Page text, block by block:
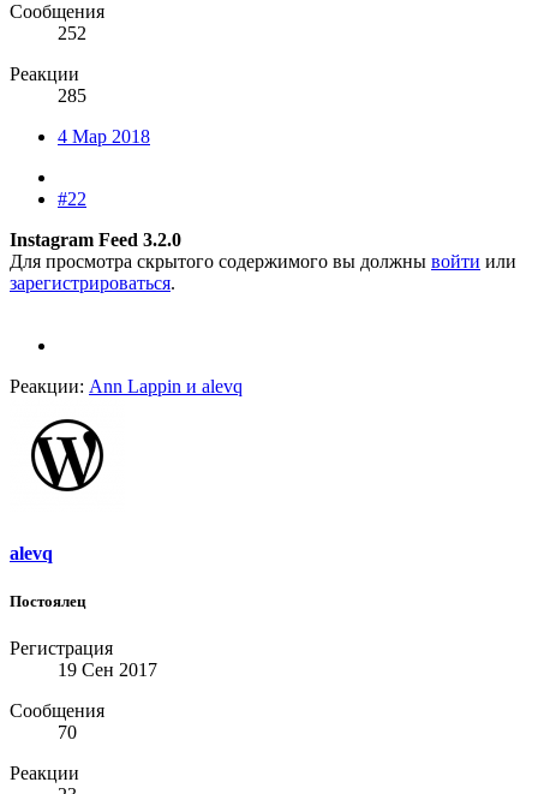
Сообщения
252
Реакции
285
4 Мар 2018
#22
Instagram Feed 3.2.0
Для просмотра скрытого содержимого вы должны войти или
зарегистрироваться.
Реакции: Ann Lappin и alevq
alevq
Постоялец
Регистрация
19 Сен 2017
Сообщения
70
Реакции